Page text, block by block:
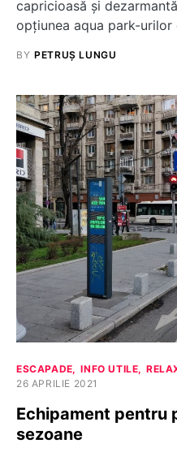
capricioasă și
opțiunea aqua park-urilor
BY PETRUȘ LUNGU
ESCAPADE INFO UTILE
26 APRILIE 2021
Echipament pentru
sezoane